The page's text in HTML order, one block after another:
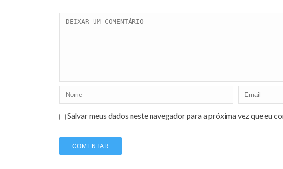
Salvar meus dados neste navegador para a próxima vez que eu